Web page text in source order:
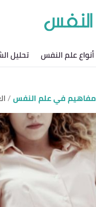
أنواع علم النفس تحليل
مفاهيم في علم النفس